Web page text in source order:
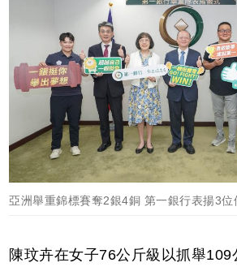
亞洲舉重錦標賽奪2銀4銅 第一銀行表揚3位
陳玟卉在女子76公斤級以抓舉109